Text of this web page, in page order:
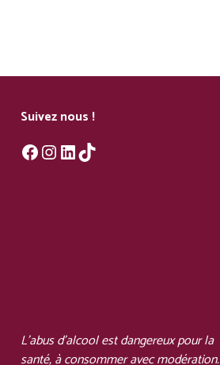
Suivez nous !
Facebook
Instagram
LinkedIn
TikTok
L'abus d'alcool est dangereux pour la
santé, à consommer avec modération.